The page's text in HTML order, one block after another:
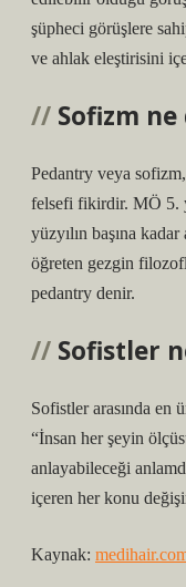
şüpheci görüşlere
ve ahlak eleştirisini
Sofizm ne
Pedantry veya
felsefi fikirdir. MÖ 5.
yüzyılın başına
öğreten gezgin
pedantry denir.
Sofistler
Sofistler arasında en
“İnsan her şeyin
anlayabileceği
içeren her konu
Kaynak: